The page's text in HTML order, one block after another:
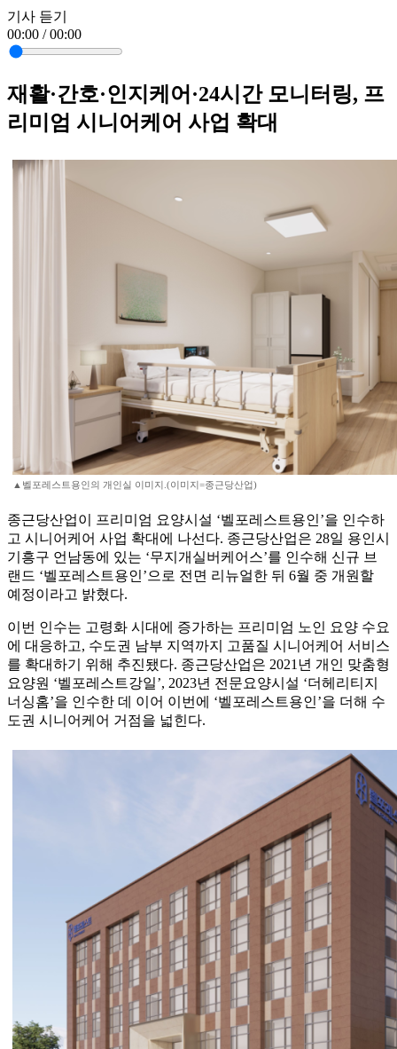
기사 듣기
00:00 / 00:00
재활·간호·인지케어·24시간 모니터링, 프
리미엄 시니어케어 사업 확대
▲벨포레스트용인의 개인실 이미지.(이미지=종근당산업)
종근당산업이 프리미엄 요양시설 ‘벨포레스트용인’을 인수하
고 시니어케어 사업 확대에 나선다. 종근당산업은 28일 용인시
기흥구 언남동에 있는 ‘무지개실버케어스’를 인수해 신규 브
랜드 ‘벨포레스트용인’으로 전면 리뉴얼한 뒤 6월 중 개원할
예정이라고 밝혔다.
이번 인수는 고령화 시대에 증가하는 프리미엄 노인 요양 수요
에 대응하고, 수도권 남부 지역까지 고품질 시니어케어 서비스
를 확대하기 위해 추진됐다. 종근당산업은 2021년 개인 맞춤형
요양원 ‘벨포레스트강일’, 2023년 전문요양시설 ‘더헤리티지
너싱홈’을 인수한 데 이어 이번에 ‘벨포레스트용인’을 더해 수
도권 시니어케어 거점을 넓힌다.